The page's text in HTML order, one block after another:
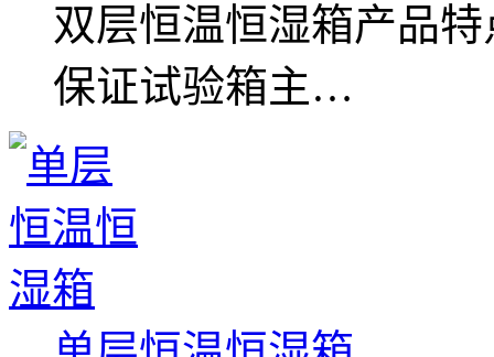
双层恒温恒湿箱产品
保证试验箱主…